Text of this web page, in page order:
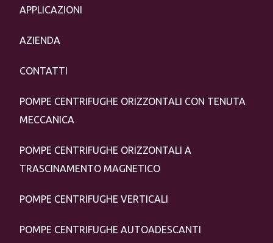
APPLICAZIONI
AZIENDA
CONTATTI
POMPE CENTRIFUGHE ORIZZONTALI CON TENUTA
MECCANICA
POMPE CENTRIFUGHE ORIZZONTALI A
TRASCINAMENTO MAGNETICO
POMPE CENTRIFUGHE VERTICALI
POMPE CENTRIFUGHE AUTOADESCANTI